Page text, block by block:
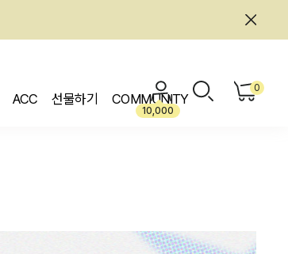
ACC 선물하기 COMMUNITY
10,000
0